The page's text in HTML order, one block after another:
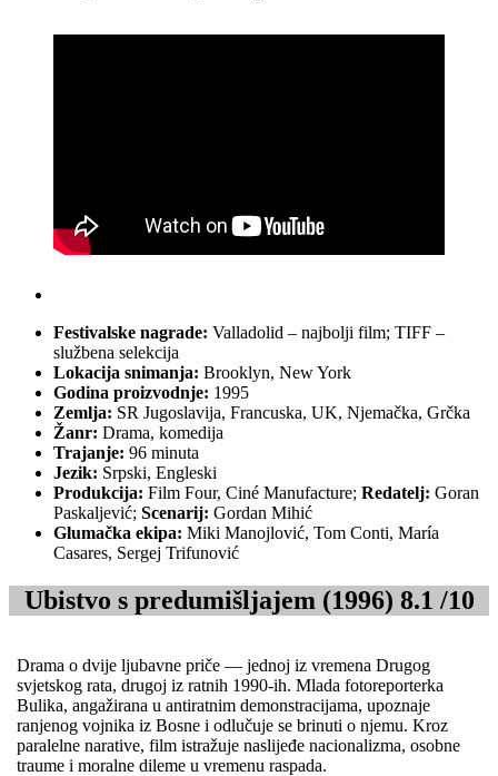
Festivalske nagrade: Valladolid – najbolji film; TIFF –
službena selekcija
Lokacija snimanja: Brooklyn, New York
Godina proizvodnje: 1995
Zemlja: SR Jugoslavija, Francuska, UK, Njemačka, Grčka
Žanr: Drama, komedija
Trajanje: 96 minuta
Jezik: Srpski, Engleski
Produkcija: Film Four, Ciné Manufacture; Redatelj: Goran
Paskaljević; Scenarij: Gordan Mihić
Glumačka ekipa: Miki Manojlović, Tom Conti, María
Casares, Sergej Trifunović
Ubistvo s predumišljajem (1996) 8.1 /10
Drama o dvije ljubavne priče — jednoj iz vremena Drugog
svjetskog rata, drugoj iz ratnih 1990-ih. Mlada fotoreporterka
Bulika, angažirana u antiratnim demonstracijama, upoznaje
ranjenog vojnika iz Bosne i odlučuje se brinuti o njemu. Kroz
paralelne narative, film istražuje naslijeđe nacionalizma, osobne
traume i moralne dileme u vremenu raspada.